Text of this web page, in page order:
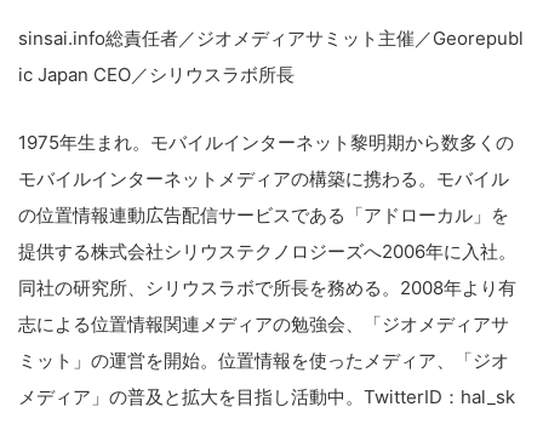
sinsai.info総責任者／ジオメディアサミット主催／Georepubl
ic Japan CEO／シリウスラボ所長
1975年生まれ。モバイルインターネット黎明期から数多くの
モバイルインターネットメディアの構築に携わる。モバイル
の位置情報連動広告配信サービスである「アドローカル」を
提供する株式会社シリウステクノロジーズへ2006年に入社。
同社の研究所、シリウスラボで所長を務める。2008年より有
志による位置情報関連メディアの勉強会、「ジオメディアサ
ミット」の運営を開始。位置情報を使ったメディア、「ジオ
メディア」の普及と拡大を目指し活動中。TwitterID：hal_sk